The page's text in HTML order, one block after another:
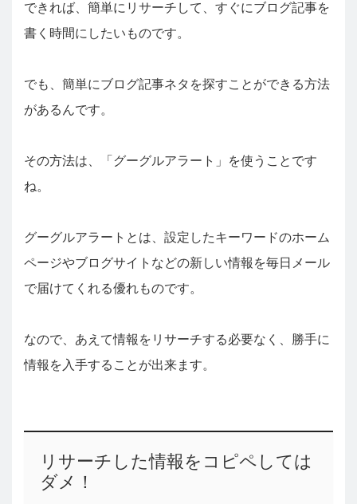
できれば、簡単にリサーチして、すぐにブログ記事を
書く時間にしたいものです。
でも、簡単にブログ記事ネタを探すことができる方法
があるんです。
その方法は、「グーグルアラート」を使うことです
ね。
グーグルアラートとは、設定したキーワードのホーム
ページやブログサイトなどの新しい情報を毎日メール
で届けてくれる優れものです。
なので、あえて情報をリサーチする必要なく、勝手に
情報を入手することが出来ます。
リサーチした情報をコピペしては
ダメ！